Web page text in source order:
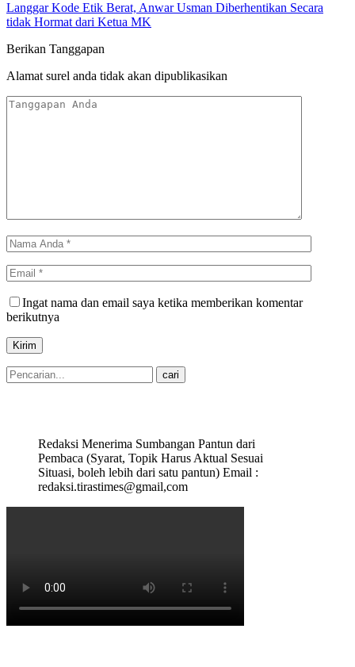
Langgar Kode Etik Berat, Anwar Usman Diberhentikan Secara
tidak Hormat dari Ketua MK
Berikan Tanggapan
Alamat surel anda tidak akan dipublikasikan
Ingat nama dan email saya ketika memberikan komentar
berikutnya
Redaksi Menerima Sumbangan Pantun dari
Pembaca (Syarat, Topik Harus Aktual Sesuai
Situasi, boleh lebih dari satu pantun) Email :
redaksi.tirastimes@gmail,com